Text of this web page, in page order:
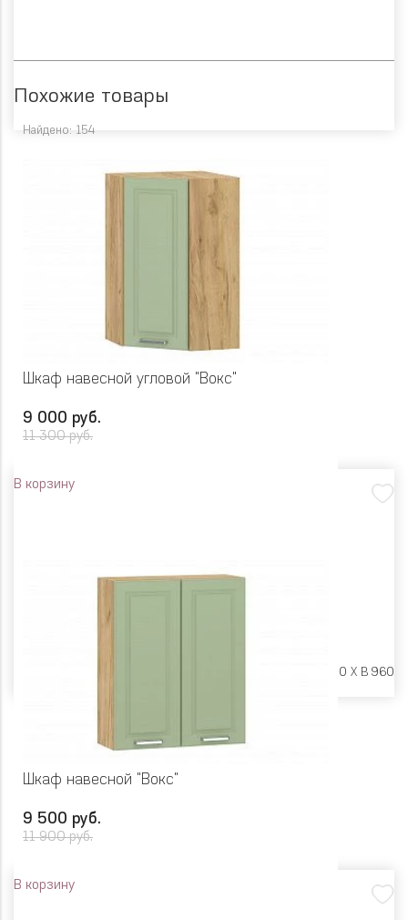
Похожие товары
Найдено: 154
Шкаф навесной угловой "Вокс"
9 000 руб.
11 300 руб.
В корзину
Ш 600 X Г 600 X В 960
Шкаф навесной "Вокс"
9 500 руб.
11 900 руб.
В корзину